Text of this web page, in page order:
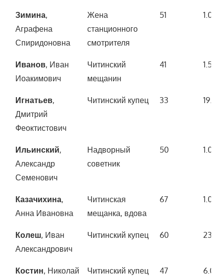
Зимина,
Аграфена
Спиридоновна
Жена
станционного
смотрителя
51 1.000
Иванов, Иван
Иоакимович
Читинский
мещанин
41 1.500
Игнатьев,
Дмитрий
Феоктистович
Читинский купец 33
Ильинский,
Александр
Семенович
Надворный
советник
50 1.000
Казачихина,
Анна Ивановна
Читинская
мещанка, вдова
67 1.000
Колеш, Иван
Александрович
Читинский купец 60
Костин, Николай
Читинский купец 47